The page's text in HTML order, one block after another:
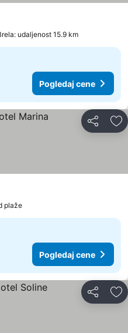
udaljenost 15.9 km
Pogledaj cene
Deli
plaže
Pogledaj cene
Deli